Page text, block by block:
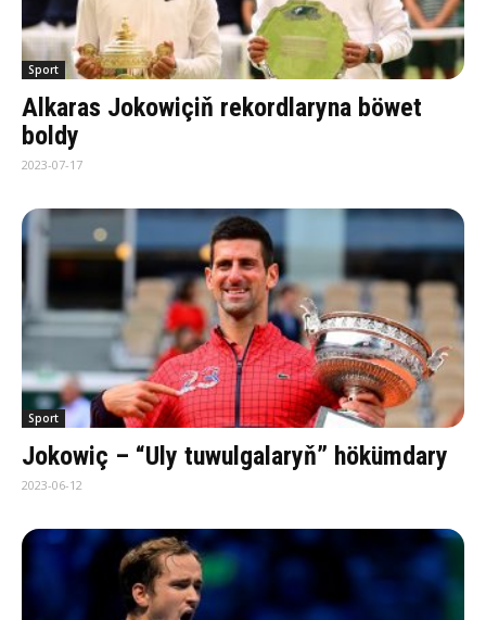
Sport
Alkaras Jokowiçiň rekordlaryna böwet
boldy
2023-07-17
Sport
Jokowiç – “Uly tuwulgalaryň” hökümdary
2023-06-12